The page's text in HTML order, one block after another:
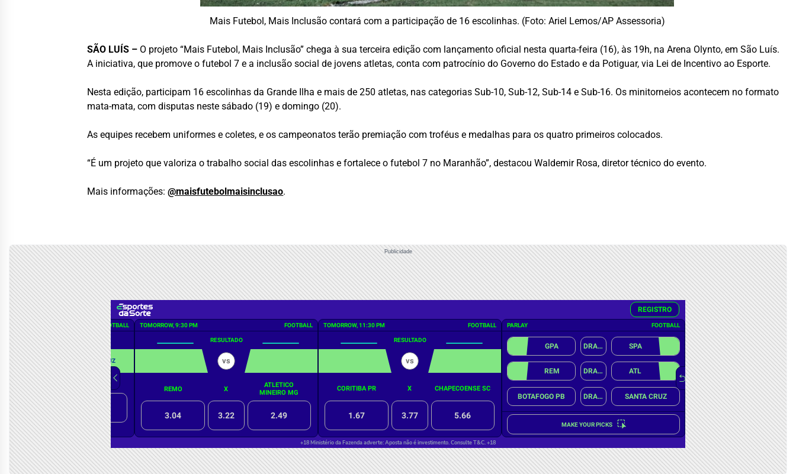
Mais Futebol, Mais Inclusão contará com a participação de 16 escolinhas. (Foto: Ariel Lemos/AP Assessoria)
SÃO LUÍS – O projeto “Mais Futebol, Mais Inclusão” chega à sua terceira edição com lançamento oficial nesta quarta-feira (16), às 19h, na Arena Olynto, em São Luís.
A iniciativa, que promove o futebol 7 e a inclusão social de jovens atletas, conta com patrocínio do Governo do Estado e da Potiguar, via Lei de Incentivo ao Esporte.
Nesta edição, participam 16 escolinhas da Grande Ilha e mais de 250 atletas, nas categorias Sub-10, Sub-12, Sub-14 e Sub-16. Os minitorneios acontecem no formato
mata-mata, com disputas neste sábado (19) e domingo (20).
As equipes recebem uniformes e coletes, e os campeonatos terão premiação com troféus e medalhas para os quatro primeiros colocados.
“É um projeto que valoriza o trabalho social das escolinhas e fortalece o futebol 7 no Maranhão”, destacou Waldemir Rosa, diretor técnico do evento.
Mais informações:@maisfutebolmaisinclusao.
Publicidade